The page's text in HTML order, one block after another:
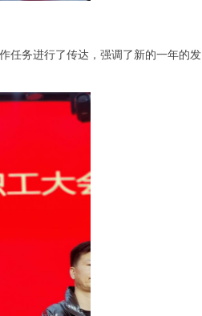
任务进行了传达，强调了新的一年的发